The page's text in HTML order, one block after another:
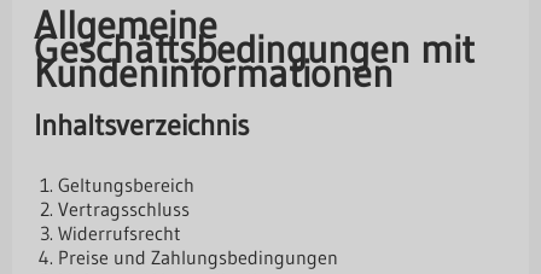
Allgemeine
Geschäftsbedingungen mit
Kundeninformationen
Inhaltsverzeichnis
Geltungsbereich
Vertragsschluss
Widerrufsrecht
Preise und Zahlungsbedingungen